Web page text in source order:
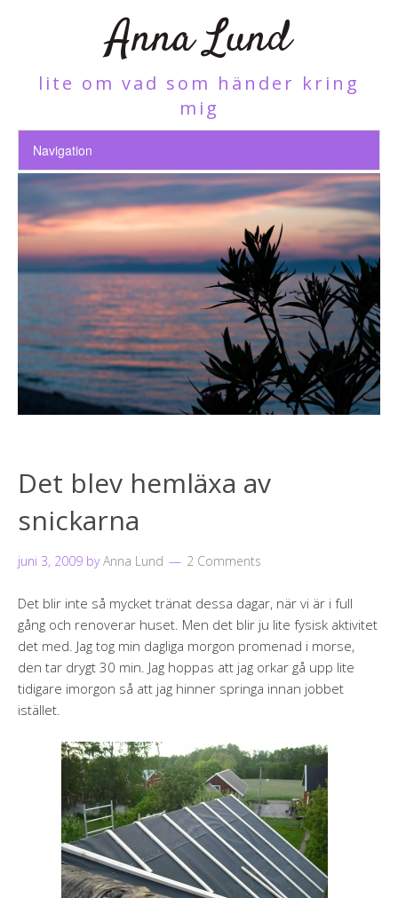
Anna Lund
lite om vad som händer kring
mig
Det blev hemläxa av
snickarna
juni 3, 2009 byAnna Lund 2 Comments
Det blir inte så mycket tränat dessa dagar, när vi är i full
gång och renoverar huset. Men det blir ju lite fysisk aktivitet
det med. Jag tog min dagliga morgon promenad i morse,
den tar drygt 30 min. Jag hoppas att jag orkar gå upp lite
tidigare imorgon så att jag hinner springa innan jobbet
istället.